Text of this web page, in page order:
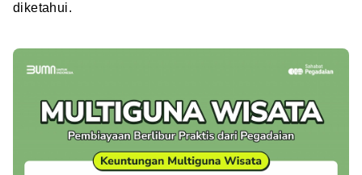
diketahui.